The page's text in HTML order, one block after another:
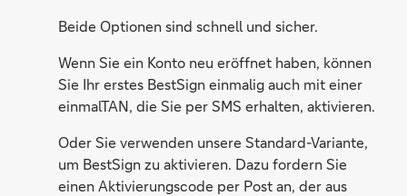
Beide Optionen sind schnell und sicher.
Wenn Sie ein Konto neu eröffnet haben, können
Sie Ihr erstes BestSign einmalig auch mit einer
einmalTAN, die Sie per SMS erhalten, aktivieren.
Oder Sie verwenden unsere Standard-Variante,
um BestSign zu aktivieren. Dazu fordern Sie
einen Aktivierungscode per Post an, der aus